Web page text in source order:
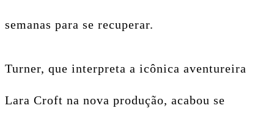
semanas para se recuperar.
Turner, que interpreta a icônica aventureira
Lara Croft na nova produção, acabou se